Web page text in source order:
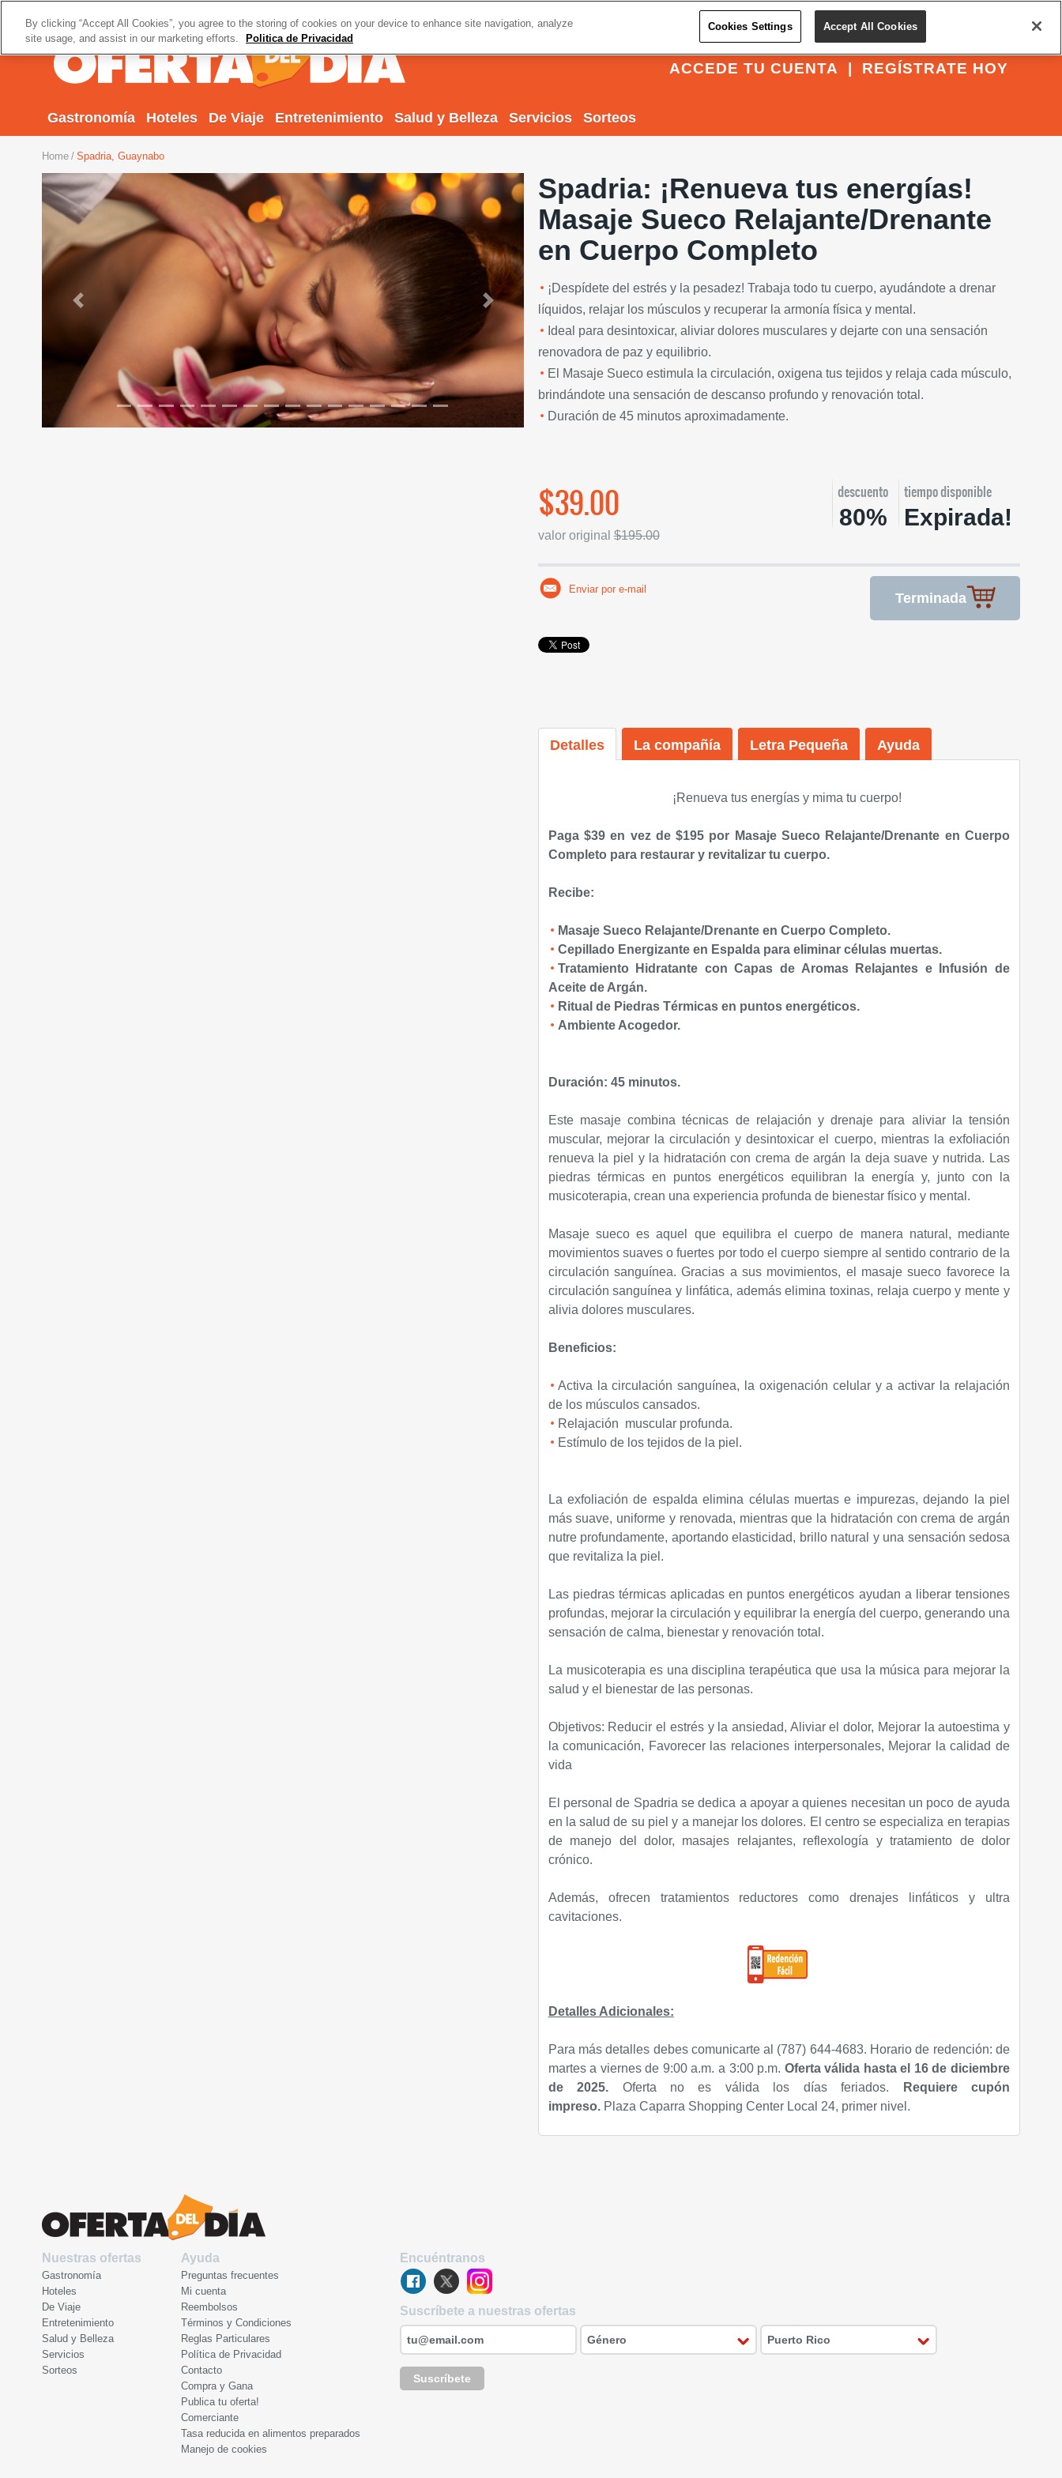
REGÍSTRATE HOY
ACCEDE TU CUENTA
Gastronomía Hoteles De Viaje Entretenimiento Salud y Belleza Servicios Sorteos
Home Spadria, Guaynabo
Previous Next
Spadria: ¡Renueva tus energías!
Masaje Sueco Relajante/Drenante
en Cuerpo Completo
¡Despídete del estrés y la pesadez! Trabaja todo tu cuerpo, ayudándote a drenar
líquidos, relajar los músculos y recuperar la armonía física y mental.
Ideal para desintoxicar, aliviar dolores musculares y dejarte con una sensación
renovadora de paz y equilibrio.
El Masaje Sueco estimula la circulación, oxigena tus tejidos y relaja cada músculo,
brindándote una sensación de descanso profundo y renovación total.
Duración de 45 minutos aproximadamente.
$39.00
valor original$195.00
descuento
80%
tiempo disponible
Expirada!
Terminada
Enviar por e-mail
Detalles La compañía Letra Pequeña Ayuda
¡Renueva tus energías y mima tu cuerpo!
Paga $39 en vez de $195 por Masaje Sueco Relajante/Drenante en Cuerpo
Completo para restaurar y revitalizar tu cuerpo.
Recibe:
Masaje Sueco Relajante/Drenanteen Cuerpo Completo.
Cepillado Energizante en Espalda para eliminar células muertas.
Tratamiento Hidratante con Capas de Aromas Relajantes e Infusión de
Aceite de Argán.
Ritual de Piedras Térmicas en puntos energéticos.
Ambiente Acogedor.
Duración: 45 minutos.
Este masaje combina técnicas de relajación y drenaje para aliviar la tensión
muscular, mejorar la circulación y desintoxicar el cuerpo, mientras la exfoliación
renueva la piel y la hidratación con crema de argán la deja suave y nutrida. Las
piedras térmicas en puntos energéticos equilibran la energía y, junto con la
musicoterapia, crean una experiencia profunda de bienestar físico y mental.
Masaje sueco es aquel que equilibra el cuerpo de manera natural, mediante
movimientos suaves o fuertes por todo el cuerpo siempre al sentido contrario de la
circulación sanguínea. Gracias a sus movimientos, el masaje sueco favorece la
circulación sanguínea y linfática, además elimina toxinas, relaja cuerpo y mente y
alivia dolores musculares.
Beneficios:
Activa la circulación sanguínea, la oxigenación celular y a activar la relajación
de los músculos cansados.
Relajación muscular profunda.
Estímulo de los tejidos de la piel.
La exfoliación de espalda elimina células muertas e impurezas, dejando la piel
más suave, uniforme y renovada, mientras que la hidratación con crema de argán
nutre profundamente, aportando elasticidad, brillo natural y una sensación sedosa
que revitaliza la piel.
Las piedras térmicas aplicadas en puntos energéticos ayudan a liberar tensiones
profundas, mejorar la circulación y equilibrar la energía del cuerpo, generando una
sensación de calma, bienestar y renovación total.
La musicoterapia es una disciplina terapéutica que usa la música para mejorar la
salud y el bienestar de las personas.
Objetivos: Reducir el estrés y la ansiedad, Aliviar el dolor, Mejorar la autoestima y
la comunicación, Favorecer las relaciones interpersonales, Mejorar la calidad de
vida
El personal de Spadria se dedica a apoyar a quienes necesitan un poco de ayuda
en la salud de su piel y a manejar los dolores. El centro se especializa en terapias
de manejo del dolor, masajes relajantes, reflexología y tratamiento de dolor
crónico.
Además, ofrecen tratamientos reductores como drenajes linfáticos y ultra
cavitaciones.
Detalles Adicionales:
Para más detalles debes comunicarte al (787) 644-4683. Horario de redención: de
martes a viernes de 9:00 a.m. a 3:00 p.m. Oferta válida hasta el 16 de diciembre
de 2025. Oferta no es válida los días feriados.
Requiere cupón
impreso. Plaza Caparra Shopping Center Local 24, primer nivel.
Nuestras ofertas
Gastronomía
Hoteles
De Viaje
Entretenimiento
Salud y Belleza
Servicios
Sorteos
Ayuda
Preguntas frecuentes
Mi cuenta
Reembolsos
Términos y Condiciones
Reglas Particulares
Política de Privacidad
Contacto
Compra y Gana
Publica tu oferta!
Comerciante
Tasa reducida en alimentos preparados
Manejo de cookies
Encuéntranos
Suscríbete a nuestras ofertas
Suscríbete
By clicking “Accept All Cookies”, you agree to the storing of cookies on your device to enhance site navigation, analyze
site usage, and assist in our marketing efforts.
Politica de Privacidad
Cookies Settings Accept All Cookies